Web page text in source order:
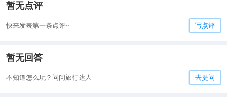
暂无点评
快来发表第一条点评~ 写点评
暂无回答
不知道怎么玩？问问旅行达人 去提问